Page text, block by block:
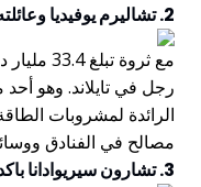
2. تشاليرم يوفيديا وعائلته - 33.4 مليار دولار
مع ثروة
رجل في تايلاند. وهو
الرائدة لمشروبات
مصالح في الفنادق
3. تشارون سيريوادانا باكدي - 13.6 مليار دولار